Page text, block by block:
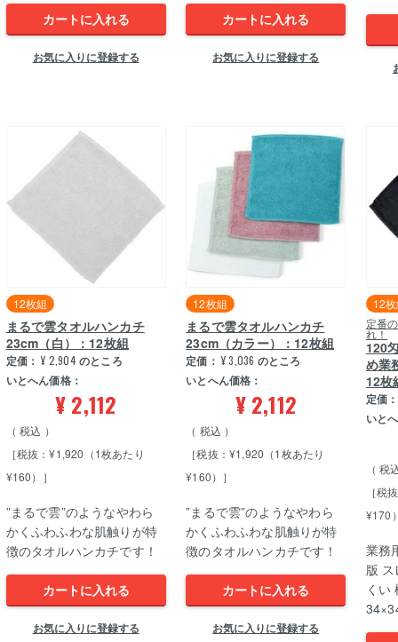
カートに入れる
お気に入りに登録する
カートに入れる
お気に入りに登録する
12枚組
まるで雲タオルハンカチ
23cm（白）：12枚組
定価： ¥ 2,904のところ
いとへん価格：
¥2,112
税込
［税抜：¥1,920（1枚あたり
¥160）］
”まるで雲”のようなやわら
かくふわふわな肌触りが特
徴のタオルハンカチです！
カートに入れる
お気に入りに登録する
12枚組
まるで雲タオルハンカチ
23cm（カラー）：12枚組
定価： ¥ 3,036 のところ
いとへん価格：
¥ 2,112
税込
［税抜：¥1,920（1枚あたり
¥160）］
”まるで雲”のようなやわら
かくふわふわな肌触りが特
徴のタオルハンカチです！
カートに入れる
お気に入りに登録する
12
定番
れ！
120
め業
12枚
定価：
いと
税
［税
¥170
業務
版
くい